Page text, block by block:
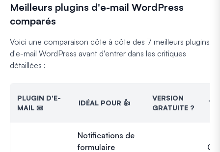
Meilleurs plugins d'e-mail WordPress
comparés
Voici une comparaison côte à côte des 7 meilleurs plugins
d'e-mail WordPress avant d'entrer dans les critiques
détaillées :
PLUGIN D'E-
MAIL 📧
IDÉAL POUR 👍
VERSION
GRATUITE ?
Notifications de
formulaire